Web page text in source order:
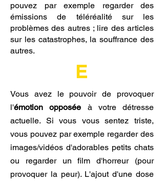
pouvez par exemple regarder des
émissions de téléréalité sur les
problèmes des autres ; lire des articles
sur les catastrophes, la souffrance des
autres.
E
Vous avez le pouvoir de provoquer
l'émotion opposée à votre détresse
actuelle. Si vous vous sentez triste,
vous pouvez par exemple regarder des
images/vidéos d'adorables petits chats
ou regarder un film d'horreur (pour
provoquer la peur). L'ajout d'une dose